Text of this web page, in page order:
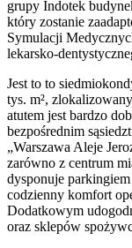
grupy Indotek
który zostanie
Symulacji
lekarsko-
Jest to to
tys. m²,
atutem jest bardzo
bezpośrednim
„Warszawa Aleje
zarówno z centrum
dysponuje
codzienny komfort
Dodatkowym
oraz sklepów